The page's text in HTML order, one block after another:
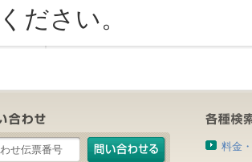
ください。
料金